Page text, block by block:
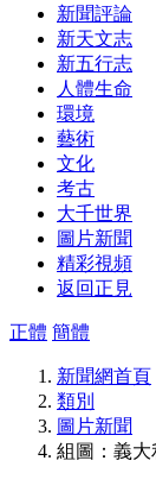
新聞評論
新天文志
新五行志
人體生命
環境
藝術
文化
考古
大千世界
圖片新聞
精彩視頻
返回正見
正體 簡體
新聞網首頁
類別
圖片新聞
組圖：義